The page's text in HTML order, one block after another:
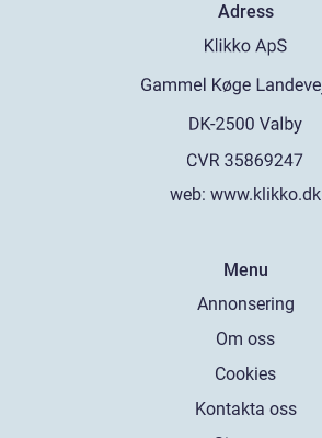
Adress
web: www.klikko.dk
Menu
Annonsering
Om oss
Cookies
Kontakta oss